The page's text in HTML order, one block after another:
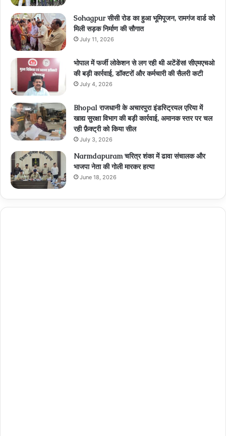
Sohagpur सीसी रोड का हुआ भूमिपूजन, रामगंज वार्ड को
मिली सड़क निर्माण की सौगात
July 11, 2026
भोपाल में फर्जी लोकेशन से लग रही थी अटेंडेंस! सीएमएचओ
की बड़ी कार्रवाई, डॉक्टरों और कर्मचारी की सैलरी कटी
July 4, 2026
Bhopal राजधानी के अचारपुरा इंडस्ट्रियल एरिया में
खाद्य सुरक्षा विभाग की बड़ी कार्रवाई, अमानक स्तर पर चल
रही फ़ैक्ट्री को किया सील
July 3, 2026
Narmdapuram चरित्र शंका में ढावा संचालक और
भाजपा नेता की गोली मारकर हत्या
June 18, 2026